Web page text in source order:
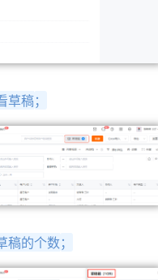
草稿；
稿的个数；